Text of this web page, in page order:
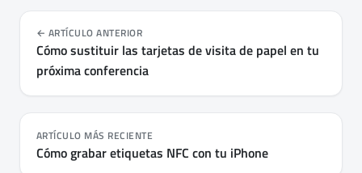
una app.
ARTÍCULO ANTERIOR
Cómo sustituir las tarjetas de visita de papel en tu
próxima conferencia
ARTÍCULO MÁS RECIENTE
Cómo grabar etiquetas NFC con tu iPhone